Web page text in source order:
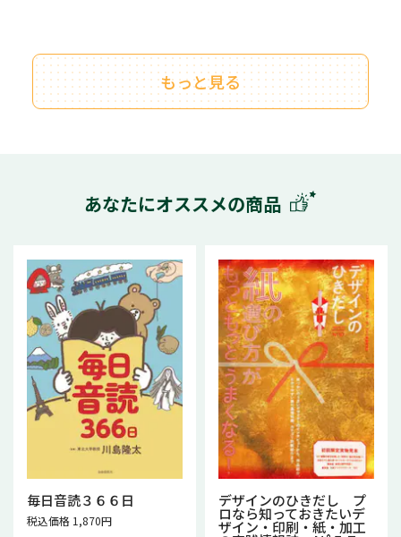
もっと見る
あなたにオススメの商品
毎日音読３６６日
税込価格 1,870円
デザインのひきだし プ
ロなら知っておきたいデ
ザイン・印刷・紙・加工